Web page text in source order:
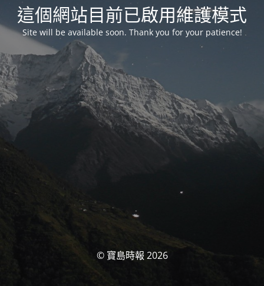
這個網站目前已啟用維護模式
Site will be available soon. Thank you for your patience!
© 寶島時報 2026